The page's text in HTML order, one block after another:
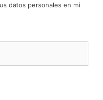
datos personales en mi